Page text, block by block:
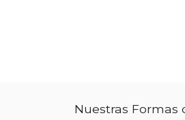
Nuestras Formas